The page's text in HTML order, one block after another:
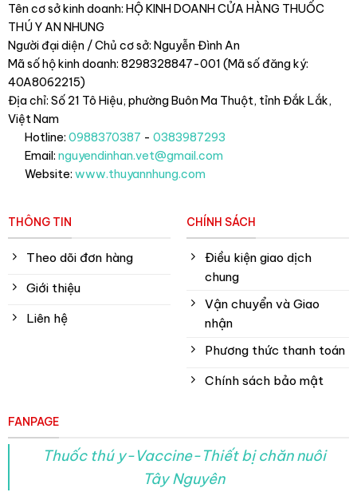
Tên cơ sở kinh doanh: HỘ KINH DOANH CỬA HÀNG THUỐC
THÚ Y AN NHUNG
Người đại diện / Chủ cơ sở: Nguyễn Đình An
Mã số hộ kinh doanh: 8298328847-001 (Mã số đăng ký:
40A8062215)
Địa chỉ: Số 21 Tô Hiệu, phường Buôn Ma Thuột, tỉnh Đắk Lắk,
Việt Nam
Hotline: 0988370387 - 0383987293
Email: nguyendinhan.vet@gmail.com
Website: www.thuyannhung.com
THÔNG TIN
Theo dõi đơn hàng
Giới thiệu
Liên hệ
CHÍNH SÁCH
Điều kiện giao dịch
chung
Vận chuyển và Giao
nhận
Phương thức thanh toán
Chính sách bảo mật
FANPAGE
Thuốc thú y-Vaccine-Thiết bị chăn nuôi
Tây Nguyên